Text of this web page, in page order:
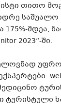
თითო
მდეა,
2023“-ში.